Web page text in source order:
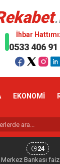
İhbar
0533 406 91
EKONOMİ
24
Merkez Bankası faiz